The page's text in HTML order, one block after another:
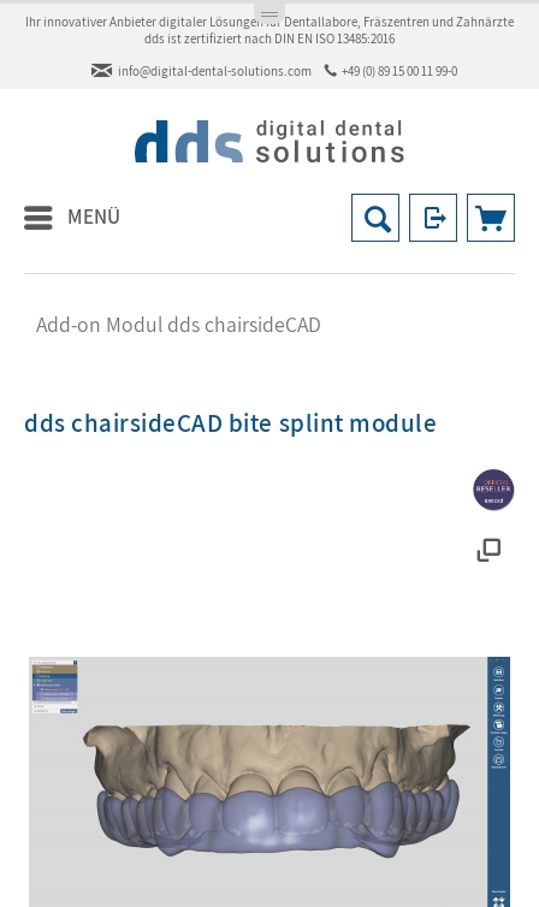
Ihr innovativer Anbieter digitaler Lösungen für Dentallabore, Fräszentren und Zahnärzte
dds ist zertifiziert nach DIN EN ISO 13485:2016
info@digital-dental-solutions.com
+49 (0) 89 15 00 11 99-0
MENÜ
Add-on Modul dds chairsideCAD
dds chairsideCAD bite splint module